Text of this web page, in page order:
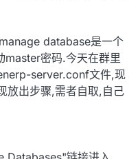
database是一个
master密码.今天在群里
server.conf文件,现
放出步骤,需者自取,自己